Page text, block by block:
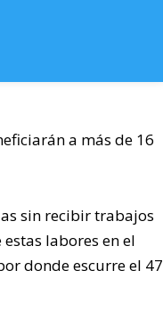
a más de 16
sin recibir trabajos
labores en el
donde escurre el 47